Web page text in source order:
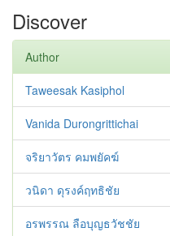
Discover
Author
Taweesak Kasiphol
Vanida Durongrittichai
จริยาวัตร คมพยัคฆ์
วนิดา ดุรงค์ฤทธิชัย
อรพรรณ ลือบุญธวัชชัย